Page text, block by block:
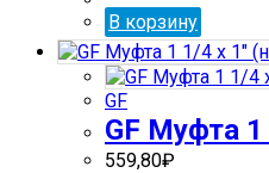
В корзину
GF
GF Муфта 1
559,80₽